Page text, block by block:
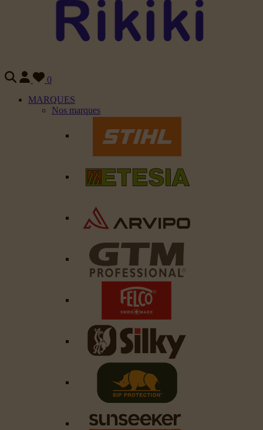
0
MARQUES
Nos marques